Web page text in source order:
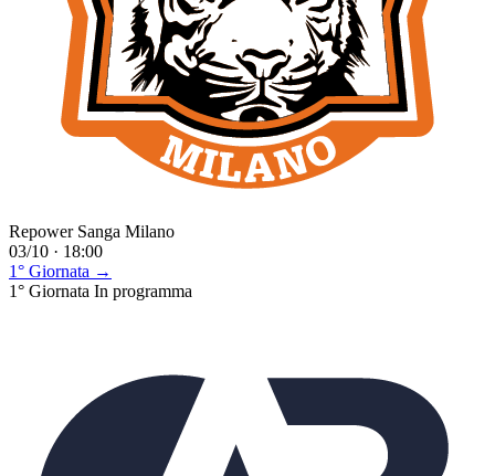
Repower Sanga Milano
03/10 · 18:00
1° Giornata →
1° Giornata In programma